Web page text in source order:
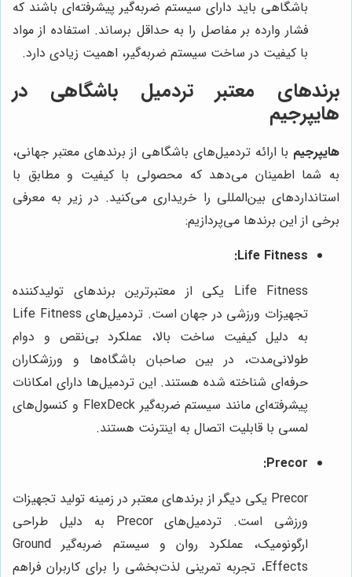
باشگاهی باید دارای سیستم ضربه‌گیر پیشرفته‌ای باشند که
فشار وارده بر مفاصل را به حداقل برساند. استفاده از مواد
با کیفیت در ساخت سیستم ضربه‌گیر، اهمیت زیادی دارد.
برندهای معتبر تردمیل باشگاهی در
هایپرجیم
هایپرجیم با ارائه تردمیل‌های باشگاهی از برندهای معتبر جهانی،
به شما اطمینان می‌دهد که محصولی با کیفیت و مطابق با
استانداردهای بین‌المللی را خریداری می‌کنید. در زیر به معرفی
برخی از این برندها می‌پردازیم:
Life Fitness:
Life Fitness یکی از معتبرترین برندهای تولیدکننده
تجهیزات ورزشی در جهان است. تردمیل‌های Life Fitness
به دلیل کیفیت ساخت بالا، عملکرد بی‌نقص و دوام
طولانی‌مدت، در بین صاحبان باشگاه‌ها و ورزشکاران
حرفه‌ای شناخته شده هستند. این تردمیل‌ها دارای امکانات
پیشرفته‌ای مانند سیستم ضربه‌گیر FlexDeck و کنسول‌های
لمسی با قابلیت اتصال به اینترنت هستند.
Precor:
Precor یکی دیگر از برندهای معتبر در زمینه تولید تجهیزات
ورزشی است. تردمیل‌های Precor به دلیل طراحی
ارگونومیک، عملکرد روان و سیستم ضربه‌گیر Ground
Effects، تجربه تمرینی لذت‌بخشی را برای کاربران فراهم